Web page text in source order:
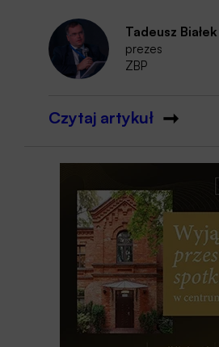
Tadeusz Białek
prezes
ZBP
Czytaj artykuł